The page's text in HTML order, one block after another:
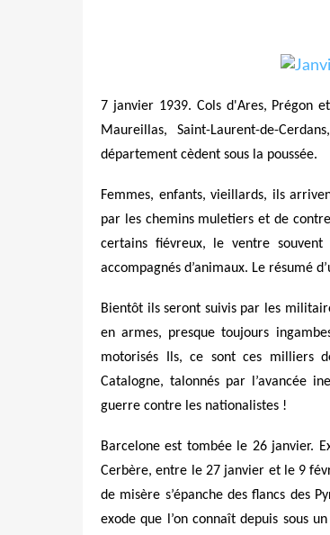
7 janvier 1939. Cols d'Ares, Prégon
Maureillas, Saint-Laurent-de-
département cèdent sous la poussée.
Femmes, enfants, vieillards, ils
par les chemins muletiers et de
certains fiévreux, le ventre
accompagnés d’animaux. Le résumé
Bientôt ils seront suivis par les
en armes, presque toujours
motorisés Ils, ce sont ces milliers
Catalogne, talonnés par l’avancée
guerre contre les nationalistes !
Barcelone est tombée le 26 janvier.
Cerbère, entre le 27 janvier et le 9
de misère s’épanche des flancs des
exode que l’on connaît depuis sous